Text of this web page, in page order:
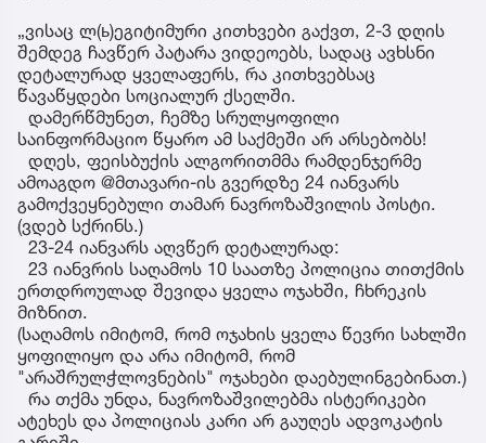
„ვისაც ლ(ь)ეგიტიმური კითხვები გაქვთ, 2-3 დღის
შემდეგ ჩავწერ პატარა ვიდეოებს, სადაც ავხსნი
დეტალურად ყველაფერს, რა კითხვებსაც
წავაწყდები სოციალურ ქსელში.
დამერწმუნეთ, ჩემზე სრულყოფილი
საინფორმაციო წყარო ამ საქმეში არ არსებობს!
დღეს, ფეისბუქის ალგორითმმა რამდენჯერმე
ამოაგდო @მთავარი-ის გვერდზე 24 იანვარს
გამოქვეყნებული თამარ ნავროზაშვილის პოსტი.
(ვდებ სქრინს.)
23-24 იანვარს აღვწერ დეტალურად:
23 იანვრის საღამოს 10 საათზე პოლიცია თითქმის
ერთდროულად შევიდა ყველა ოჯახში, ჩხრეკის
მიზნით.
(საღამოს იმიტომ, რომ ოჯახის ყველა წევრი სახლში
ყოფილიყო და არა იმიტომ, რომ
"არაშრულჭლოვნების" ოჯახები დაებულინგებინათ.)
რა თქმა უნდა, ნავროზაშვილებმა ისტერიკები
ატეხეს და პოლიციას კარი არ გაუღეს ადვოკატის